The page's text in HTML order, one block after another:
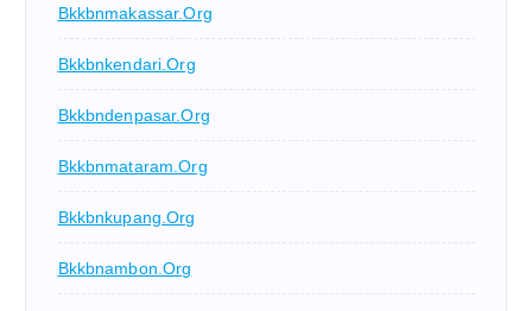
Bkkbnmakassar.org
Bkkbnkendari.org
Bkkbndenpasar.org
Bkkbnmataram.org
Bkkbnkupang.org
Bkkbnambon.org